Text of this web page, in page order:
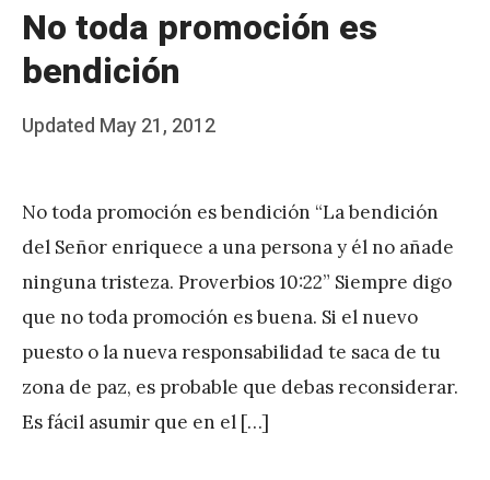
No toda promoción es
bendición
Posted
Updated May 21, 2012
b
J
A
P
é
r
No toda promoción es bendición “La bendición
del Señor enriquece a una persona y él no añade
ninguna tristeza. Proverbios 10:22” Siempre digo
que no toda promoción es buena. Si el nuevo
puesto o la nueva responsabilidad te saca de tu
zona de paz, es probable que debas reconsiderar.
Es fácil asumir que en el […]